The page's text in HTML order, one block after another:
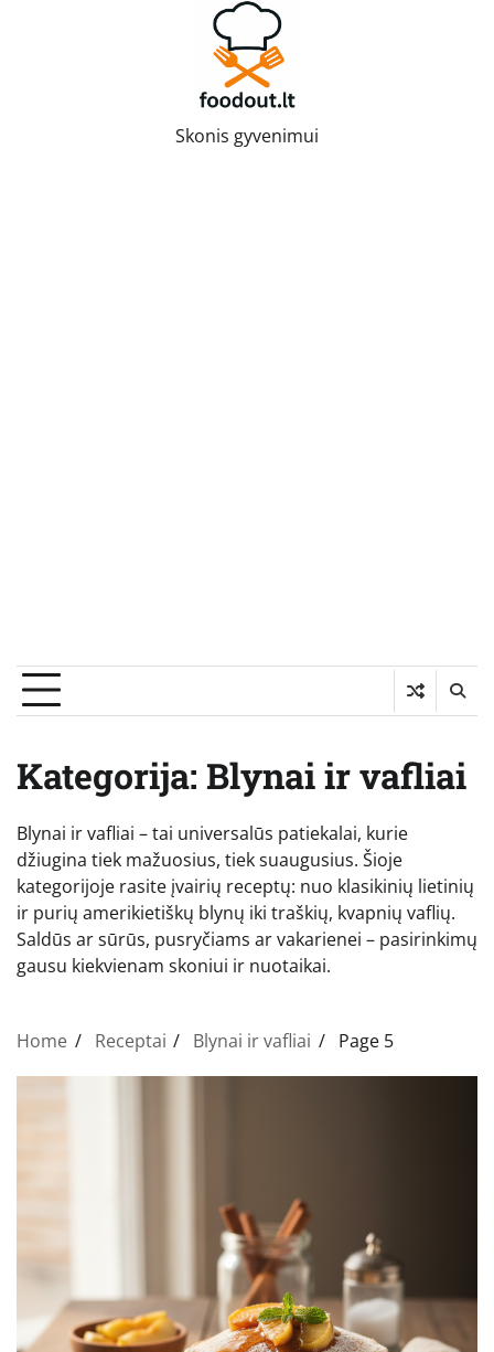
Skonis gyvenimui
Kategorija: Blynai ir vafliai
Blynai ir vafliai – tai universalūs patiekalai, kurie
džiugina tiek mažuosius, tiek suaugusius. Šioje
kategorijoje rasite įvairių receptų: nuo klasikinių lietinių
ir purių amerikietiškų blynų iki traškių, kvapnių vaflių.
Saldūs ar sūrūs, pusryčiams ar vakarienei – pasirinkimų
gausu kiekvienam skoniui ir nuotaikai.
Home Receptai Blynai ir vafliai Page 5